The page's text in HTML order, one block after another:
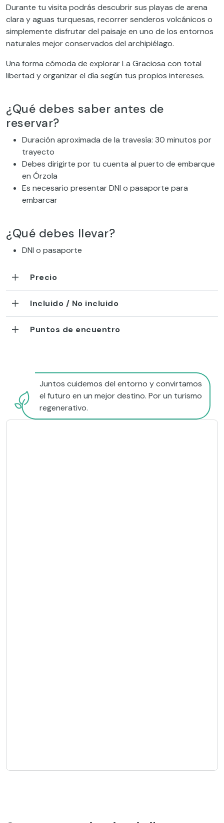
Durante tu visita podrás descubrir sus playas de arena
clara y aguas turquesas, recorrer senderos volcánicos o
simplemente disfrutar del paisaje en uno de los entornos
naturales mejor conservados del archipiélago.
Una forma cómoda de explorar La Graciosa con total
libertad y organizar el día según tus propios intereses.
¿Qué debes saber antes de
reservar?
Duración aproximada de la travesía: 30 minutos por
trayecto
Debes dirigirte por tu cuenta al puerto de embarque
en Órzola
Es necesario presentar DNI o pasaporte para
embarcar
¿Qué debes llevar?
DNI o pasaporte
Precio
Incluido / No incluido
Puntos de encuentro
Juntos cuidemos del entorno y convirtamos
el futuro en un mejor destino. Por un turismo
regenerativo.